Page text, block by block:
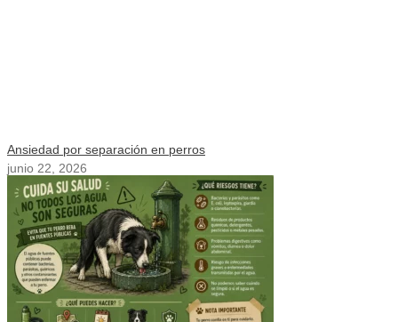
Ansiedad por separación en perros
junio 22, 2026